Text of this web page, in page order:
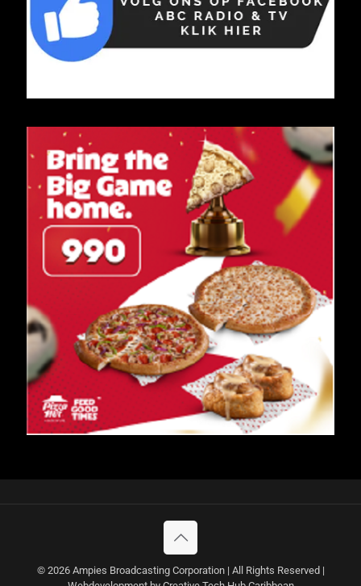
© 2026 Ampies Broadcasting Corporation | All Rights Reserved |